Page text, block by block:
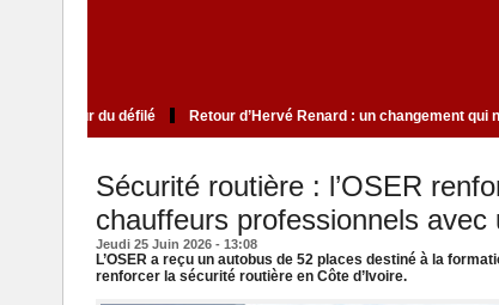
qui cultive le mystère au cœur du défilé Retour d’Hervé Renard :
Sécurité routière : l’OSER
chauffeurs professionnels avec
Jeudi 25 Juin 2026 - 13:08
L’OSER a reçu un autobus de 52 places destiné à la
renforcer la sécurité routière en Côte d’Ivoire.